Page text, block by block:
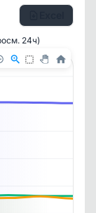
24ч)